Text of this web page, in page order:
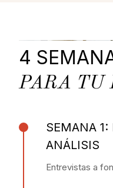
4
PARA TU
SEMANA
ANÁLISIS
Entrevistas a